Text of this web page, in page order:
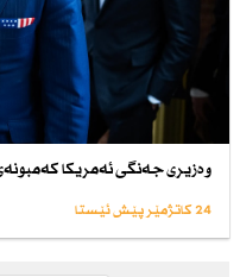
وەزیری جەنگی ئەمریكا
24 کاتژمێر پێش ئێستا